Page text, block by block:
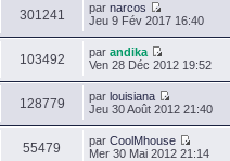
301241 par narcos
Jeu 9 Fév 2017 16:40
103492 par andika
Ven 28 Déc 2012 19:52
128779 par louisiana
Jeu 30 Août 2012 21:40
55479 par CoolMhouse
Mer 30 Mai 2012 21:14